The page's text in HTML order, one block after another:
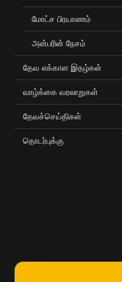
மோட்ச பிரயாணம்
அன்பரின் நேசம்
தேவ எக்காள இதழ்கள்
வாழ்க்கை வரலாறுகள்
தேவச்செய்திகள்
தொடர்புக்கு